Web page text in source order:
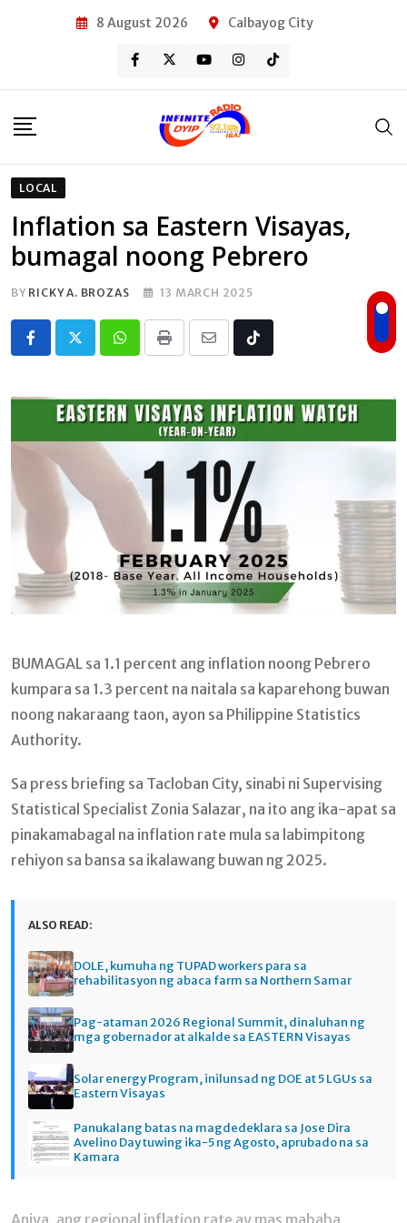
8 August 2026 Calbayog City
LOCAL
Inflation sa Eastern Visayas,
bumagal noong Pebrero
BY RICKY A. BROZAS 13 MARCH 2025
Whatsapp
Print
Share
Email
Tiktok
BUMAGAL sa 1.1 percent ang inflation noong Pebrero
kumpara sa 1.3 percent na naitala sa kaparehong buwan
noong nakaraang taon, ayon sa Philippine Statistics
Authority.
Sa press briefing sa Tacloban City, sinabi ni Supervising
Statistical Specialist Zonia Salazar, na ito ang ika-apat sa
pinakamabagal na inflation rate mula sa labimpitong
rehiyon sa bansa sa ikalawang buwan ng 2025.
ALSO READ:
DOLE, kumuha ng TUPAD workers para sa
rehabilitasyon ng abaca farm sa Northern Samar
Pag-ataman 2026 Regional Summit, dinaluhan ng
mga gobernador at alkalde sa EASTERN Visayas
Solar energy Program, inilunsad ng DOE at 5 LGUs sa
Eastern Visayas
Panukalang batas na magdedeklara sa Jose Dira
Avelino Day tuwing ika-5 ng Agosto, aprubado na sa
Kamara